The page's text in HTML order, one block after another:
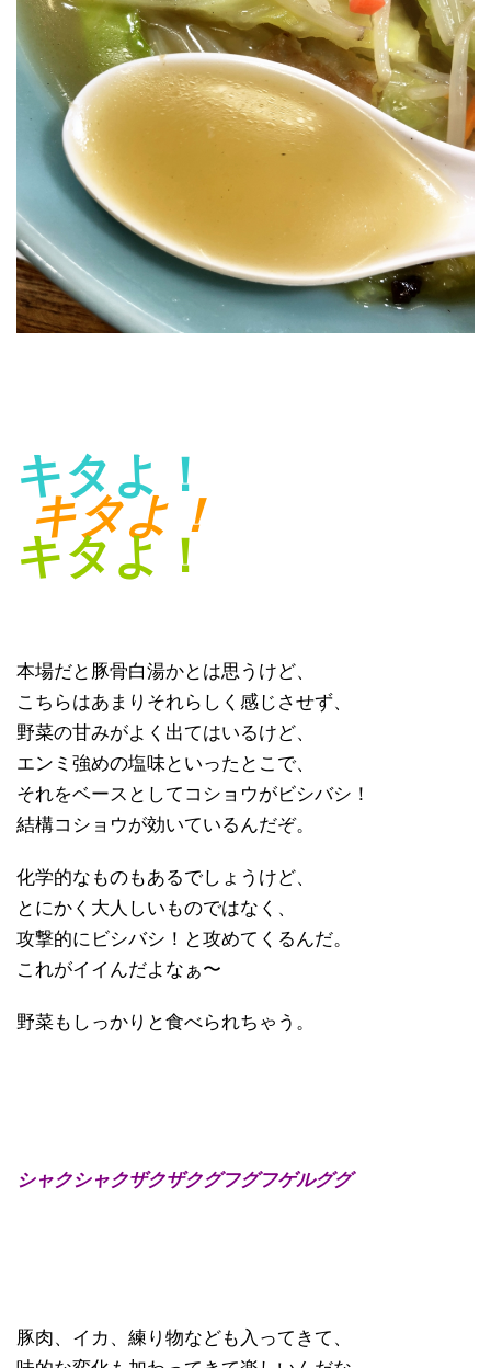
キタよ！
キタよ！
キタよ！
本場だと豚骨白湯かとは思うけど、
こちらはあまりそれらしく感じさせず、
野菜の甘みがよく出てはいるけど、
エンミ強めの塩味といったとこで、
それをベースとしてコショウがビシバシ！
結構コショウが効いているんだぞ。
化学的なものもあるでしょうけど、
とにかく大人しいものではなく、
攻撃的にビシバシ！と攻めてくるんだ。
これがイイんだよなぁ〜
野菜もしっかりと食べられちゃう。
シャクシャクザクザクグフグフゲルググ
豚肉、イカ、練り物なども入ってきて、